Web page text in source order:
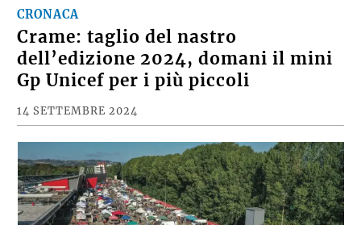
CRONACA
Crame: taglio del nastro
dell’edizione 2024, domani il mini
Gp Unicef per i più piccoli
14 SETTEMBRE 2024